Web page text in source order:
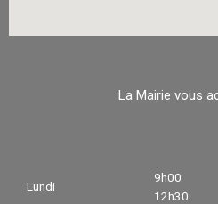
La Mairie vous
Lundi
9h00
12h30